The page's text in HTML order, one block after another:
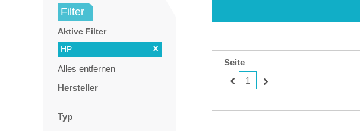
Filter
Aktive Filter
x
HP
Alles entfernen
Hersteller
Typ
Seite
1